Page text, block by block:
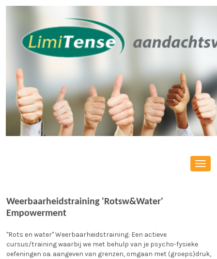
Weerbaarheidstraining 'Rotsw&Water'
Empowerment
''Rots en water'' Weerbaarheidstraining: Een actieve
cursus/training waarbij we met behulp van je psycho-fysieke
oefeningen oa. aangeven van grenzen, omgaan met (groeps)druk,